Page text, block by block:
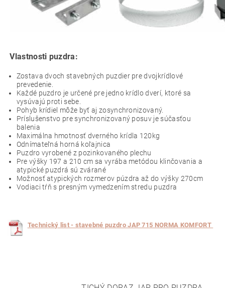
Vlastnosti puzdra:
Zostava dvoch stavebných puzdier pre dvojkrídlové
prevedenie.
Každé puzdro je určené pre jedno krídlo dverí, ktoré sa
vysúvajú proti sebe.
Pohyb krídiel môže byť aj zosynchronizovaný.
Príslušenstvo pre synchronizovaný posuv je súčasťou
balenia
Maximálna hmotnosť dverného krídla 120kg
Odnímateľná horná koľajnica
Puzdro vyrobené z pozinkovaného plechu
Pre výšky 197 a 210 cm sa vyrába metódou klinčovania a
atypické puzdrá sú zvárané
Možnosť atypických rozmerov púzdra až do výšky 270cm
Vodiaci tŕň s presným vymedzením stredu puzdra
Technický list - stavebné puzdro JAP 715 NORMA KOMFORT